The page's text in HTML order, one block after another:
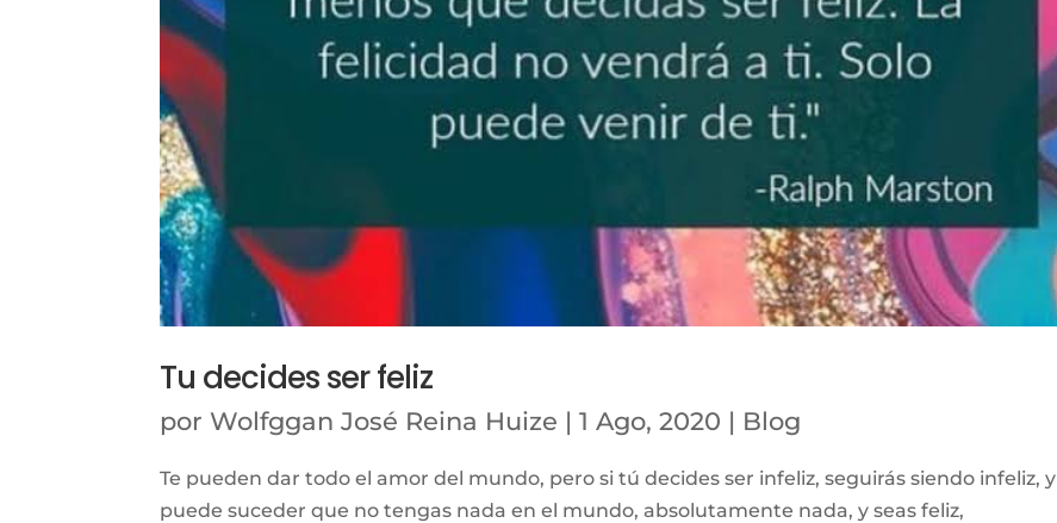
Tu decides ser feliz
por Wolfggan José Reina Huize |1 Ago, 2020 | Blog
Te pueden dar todo el amor del mundo, pero si tú decides ser infeliz, seguirás siendo infeliz, y
puede suceder que no tengas nada en el mundo, absolutamente nada, y seas feliz,